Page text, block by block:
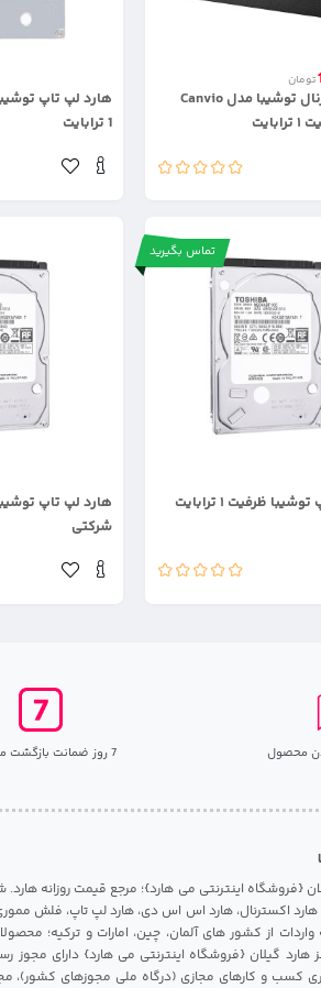
تومان
هارد اکسترنال توشیبا مدل Canvio
1 ترابایت
تماس بگیرید
ظرفیت ۱ ترابایت
شرکتی
محصول 7 روز ضمانت بازگشت محصول
هارد اکسترنال، هارد اس اس دی، هارد لپ تاپ، فلش
واردات از کشور های آلمان، چین، امارات و ترکیه؛
هارد گیلان {فروشگاه اینترنتی می هارد} دارای مجوز
کسب و کارهای مجازی (درگاه ملی مجوزهای کشور)،